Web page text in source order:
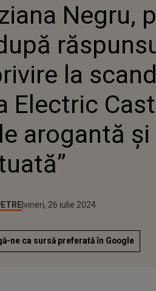
FEL DE
Negru,
la
Electric
arogantă și
Publicat:
vineri, 26 iulie 2024
Actualizat:
vineri, 26 iulie 2024
ne ca sursă preferată în Google